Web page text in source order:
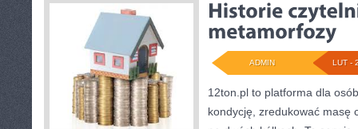
LUT -
ADMIN
12ton.pl to platforma dla
kondycję, zredukować masę